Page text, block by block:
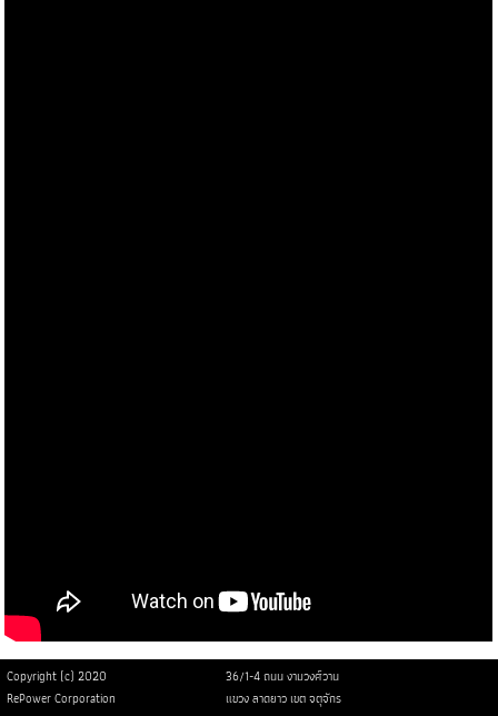
Copyright (c) 2020
36/1-4 ถนน งามวงศ์วาน
RePower Corporation
แขวง ลาดยาว เขต จตุจักร